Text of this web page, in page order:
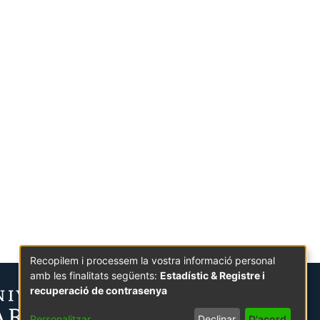
Recopilem i processem la vostra informació personal
amb les finalitats següents: Estadístic & Registre i
recuperació de contrasenya